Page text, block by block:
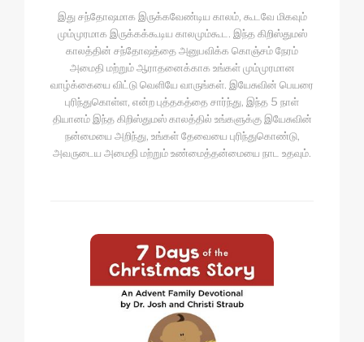
இது சந்தோஷமாக இருக்கவேண்டிய காலம், கூடவே மிகவும்
மும்முரமாக இருக்கக்கூடிய காலமும்கூட. இந்த கிறிஸ்துமஸ்
காலத்தின் சந்தோஷத்தை அனுபவிக்க கொஞ்சம் நேரம்
அமைதி மற்றும் ஆராதனைக்காக உங்கள் மும்முரமான
வாழ்க்கையை விட்டு வெளியே வாருங்கள். இயேசுவின் பெயரை
புரிந்துகொள்ள, என்ற புத்தகத்தை சார்ந்து, இந்த 5 நாள்
தியானம் இந்த கிறிஸ்துமஸ் காலத்தில் உங்களுக்கு இயேசுவின்
நன்மையை அறிந்து, உங்கள் தேவையை புரிந்துகொண்டு,
அவருடைய அமைதி மற்றும் உண்மைத்தன்மையை நாட உதவும்.